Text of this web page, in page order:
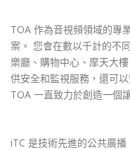
TOA 作為音視頻領域的專
案。 您會在數以千計的不
樂廳、購物中心、摩天大
供安全和監視服務，還可
TOA 一直致力於創造一個
iTC 是技術先進的公共廣